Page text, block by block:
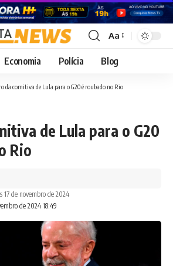
Font
Resizer
Aa
Economia Polícia Blog
da comitiva de Lula para o G20 é roubado no Rio
de Lula para o G20
Rio
de 2024 18:49
17 de novembro de 2024